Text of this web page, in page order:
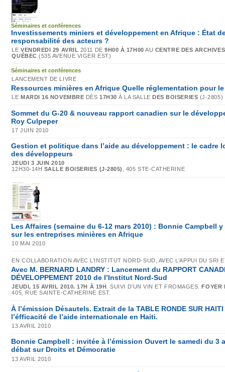
Séminaires et conférences
Investissements miniers et développement en Afrique : État
responsabilité des acteurs ?
LEVENDREDI 29 AVRIL 2011 DE9H00 À 17H00 AU CENTRE DES
QUÉBEC (535 AVENUE VIGER EST)
Séminaires et conférences
LANCEMENT DE LIVRE
Ressources minières en Afrique Quelle réglementation pour
LE MARDI 16 NOVEMBRE DÈS 17H30 À LA SALLE DES BOISERIES (J-2805)
Sommet du G-20 & nouveau rapport canadien sur le
Roy Culpeper
17 JUIN 2010
Gestion et politique dans l’aide au développement : le cadre
des développeurs
JEUDI 3 JUIN 2010
12H30-14H SALLE BOISERIES (J-2805) , 405 STE-CATHERINE
Les Affaires (semaine du 6-12 mars 2010) : Bonnie Campbell
sur les entreprises minières en Afrique
10 MAI 2010
EN COLLABORATION AVEC L’INSTITUT NORD-SUD, AVEC L’APPUI DU SRI
Avec M. BERNARD LANDRY : Lancement du RAPPORT
DÉVELOPPEMENT 2010 de l’Institut Nord-Sud
JEUDI, 15 AVRIL 2010. 17H À 19H . SUIVI D’UN VIN ET FROMAGES.
FOYER
405, RUE SAINTE-CATHERINE EST.
À l’émission Désautels. Extrait de la TABLE RONDE SUR
l’éfficacité de l’aide internationale en Haiti.
13 AVRIL 2010
Bonnie Campbell : invitée à l’émission Ouvert le samedi du 3
débat sur Droits et Démocratie
13 AVRIL 2010